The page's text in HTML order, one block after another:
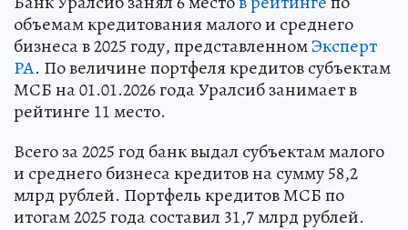
объемам кредитования малого и среднего
бизнеса в 2025 году, представленномЭксперт
РА. По величине портфеля кредитов субъектам
МСБ на 01.01.2026 года Уралсиб занимает в
рейтинге 11 место.
Всего за 2025 год банк выдал субъектам малого
и среднего бизнеса кредитов на сумму 58,2
млрд рублей. Портфель кредитов МСБ по
итогам 2025 года составил 31,7 млрд рублей.